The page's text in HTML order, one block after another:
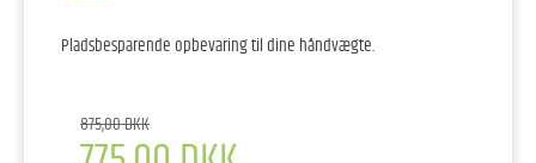
Pladsbesparende opbevaring til dine håndvægte.
875,00 DKK